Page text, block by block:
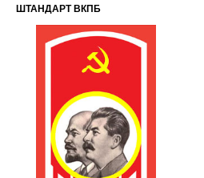
ШТАНДАРТ ВКПБ